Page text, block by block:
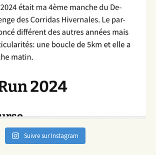
Suivre sur Instagram